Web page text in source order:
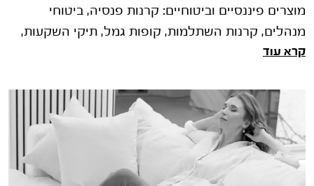
מוצרים פיננסיים וביטוחיים: קרנות פנסיה, ביטוחי
מנהלים, קרנות השתלמות, קופות גמל, תיקי השקעות,
פוליסות חיסכון, ביטוחי חיים וביט�
קרא עוד